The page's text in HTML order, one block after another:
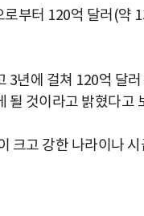
부터 120억 달러(약
년에 걸쳐 120억 달
될 것이라고 밝혔다고
고 강한 나라이나